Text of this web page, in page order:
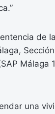
de
Málaga
una